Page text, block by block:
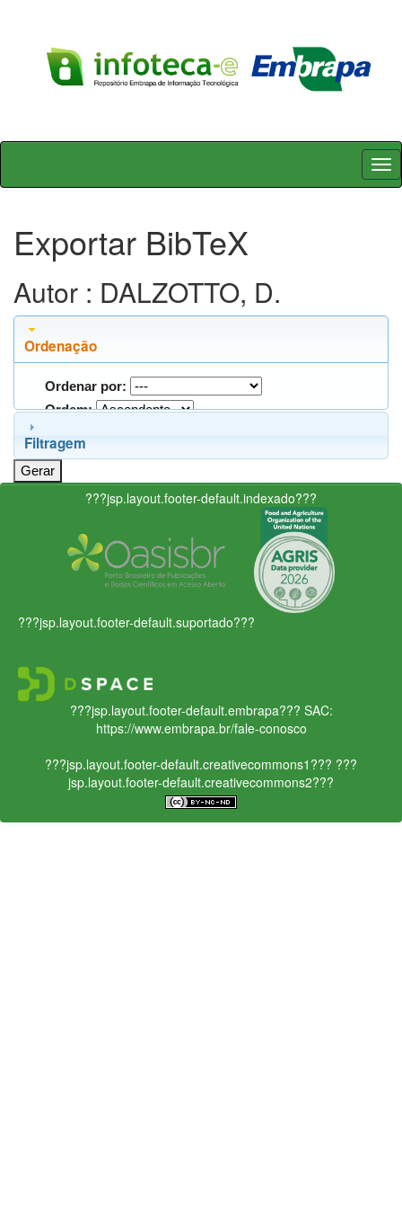
Skip
Exportar BibTeX
Autor : DALZOTTO, D.
Ordenação
Ordenar por:
Ordem:
Filtragem
???jsp.layout.footer-default.indexado???
???jsp.layout.footer-default.suportado???
???jsp.layout.footer-default.embrapa??? SAC:
https://www.embrapa.br/fale-conosco
???jsp.layout.footer-default.creativecommons1??? ???
jsp.layout.footer-default.creativecommons2???